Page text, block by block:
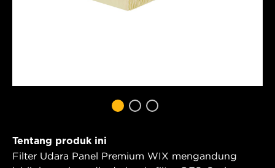
Tentang produk ini
Filter Udara Panel Premium WIX mengandung